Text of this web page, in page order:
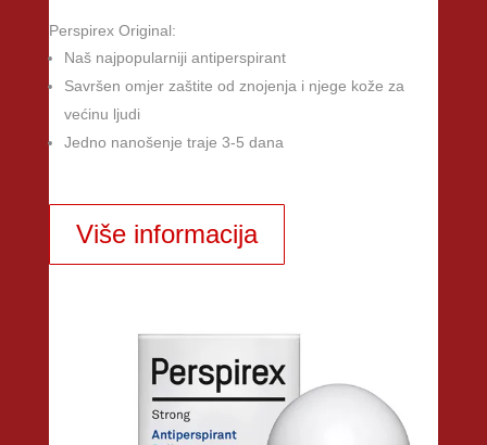
Perspirex Original:
Naš najpopularniji antiperspirant
Savršen omjer zaštite od znojenja i njege kože za
većinu ljudi
Jedno nanošenje traje 3-5 dana
Više informacija